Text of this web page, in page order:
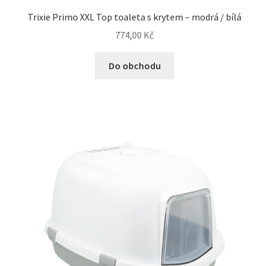
Trixie Primo XXL Top toaleta s krytem – modrá / bílá
774,00 Kč
Do obchodu